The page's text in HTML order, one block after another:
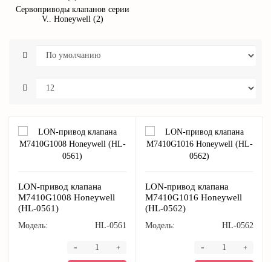
Сервоприводы клапанов серии
V.. Honeywell (2)
LON-привод клапана
M7410G1008 Honeywell
(HL-0561)
Модель: HL-0561
+
-
LON-привод клапана
M7410G1016 Honeywell
(HL-0562)
Модель: HL-0562
+
-